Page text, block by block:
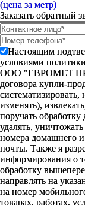
(цена за метр)
Заказать обратный
Настоящим
условиями
ООО "ЕВРОМЕТ
договора купли-
систематизировать,
изменять),
поручать
удалять,
номера домашнего
почты. Также я
информирования о
обработку
направлять на
на номер
товарах, работах,